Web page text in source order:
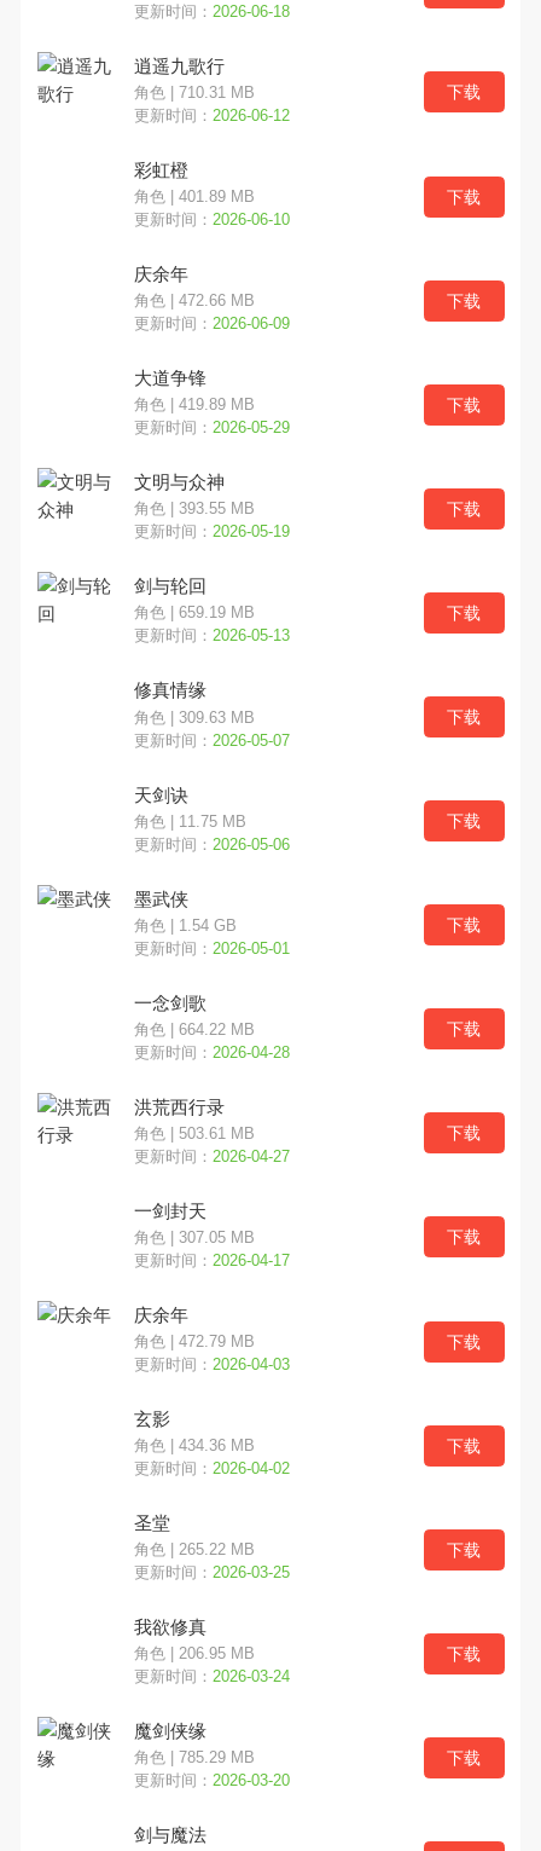
更新时间： 2026-06-18
逍遥九歌行
角色 | 710.31 MB
更新时间： 2026-06-12
下载
彩虹橙
角色 | 401.89 MB
更新时间： 2026-06-10
下载
庆余年
角色 | 472.66 MB
更新时间： 2026-06-09
下载
大道争锋
角色 | 419.89 MB
更新时间： 2026-05-29
下载
文明与众神
角色 | 393.55 MB
更新时间： 2026-05-19
下载
剑与轮回
角色 | 659.19 MB
更新时间： 2026-05-13
下载
修真情缘
角色 | 309.63 MB
更新时间： 2026-05-07
下载
天剑诀
角色 | 11.75 MB
更新时间： 2026-05-06
下载
墨武侠
角色 | 1.54 GB
更新时间： 2026-05-01
下载
一念剑歌
角色 | 664.22 MB
更新时间： 2026-04-28
下载
洪荒西行录
角色 | 503.61 MB
更新时间： 2026-04-27
下载
一剑封天
角色 | 307.05 MB
更新时间： 2026-04-17
下载
庆余年
角色 | 472.79 MB
更新时间： 2026-04-03
下载
玄影
角色 | 434.36 MB
更新时间： 2026-04-02
下载
圣堂
角色 | 265.22 MB
更新时间： 2026-03-25
下载
我欲修真
角色 | 206.95 MB
更新时间： 2026-03-24
下载
魔剑侠缘
角色 | 785.29 MB
更新时间： 2026-03-20
下载
剑与魔法